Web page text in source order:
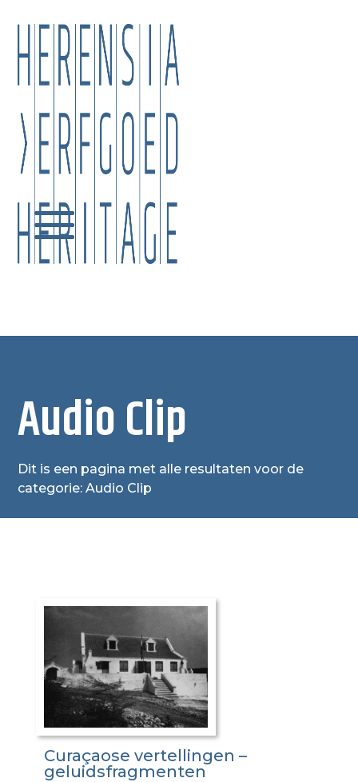
Audio Clip
Dit is een pagina met alle resultaten voor de
categorie: Audio Clip
Curaçaose vertellingen –
geluidsfragmenten